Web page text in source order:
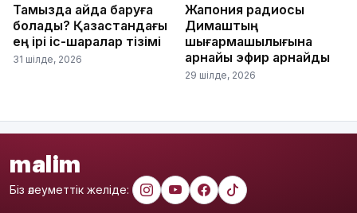
Тамызда қайда баруға
болады? Қазақстандағы
ең ірі іс-шаралар тізімі
31 шілде, 2026
Жапония радиосы
Димаштың
шығармашылығына
арнайы эфир арнайды
29 шілде, 2026
malim
Біз әлеуметтік желіде: